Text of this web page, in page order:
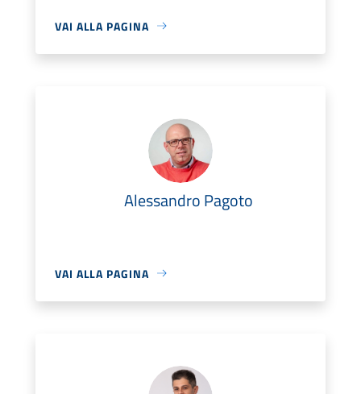
VAI ALLA PAGINA
Alessandro Pagoto
VAI ALLA PAGINA